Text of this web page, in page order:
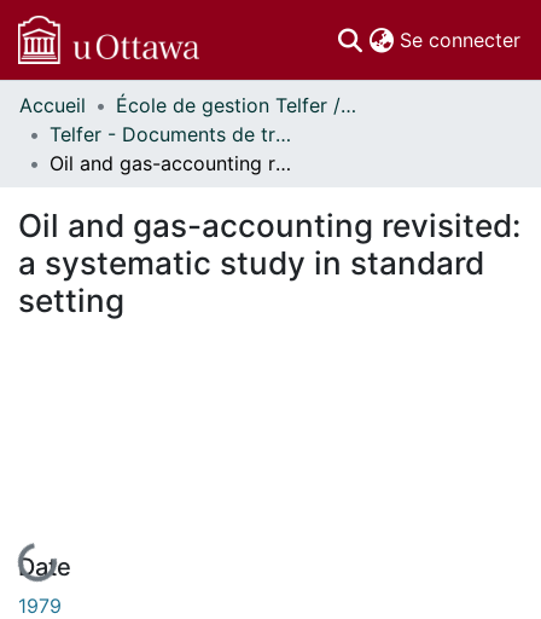
Se connecter
Communautés
et collections
Parcourir
À propos
Accueil
École de gestion Telfer // Telfer School of Management
Telfer - Documents de travail // Telfer - Working Papers
Oil and gas-accounting revisited: a systematic study in standard setting
Oil and gas-accounting revisited:
a systematic study in standard
setting
En cours de chargement...
Date
1979